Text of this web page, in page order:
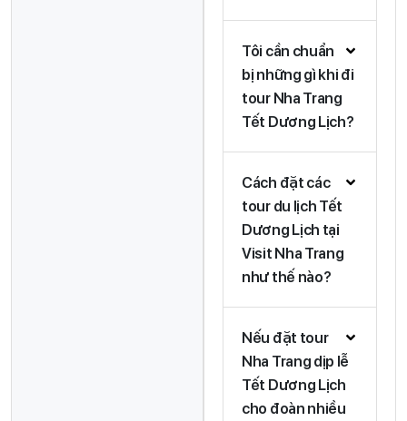
Tôi cần chuẩn
bị những gì khi đi
tour Nha Trang
Tết Dương Lịch?
Cách đặt các
tour du lịch Tết
Dương Lịch tại
Visit Nha Trang
như thế nào?
Nếu đặt tour
Nha Trang dịp lễ
Tết Dương Lịch
cho đoàn nhiều